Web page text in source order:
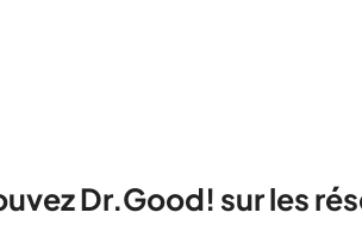
Dr.Good! sur les